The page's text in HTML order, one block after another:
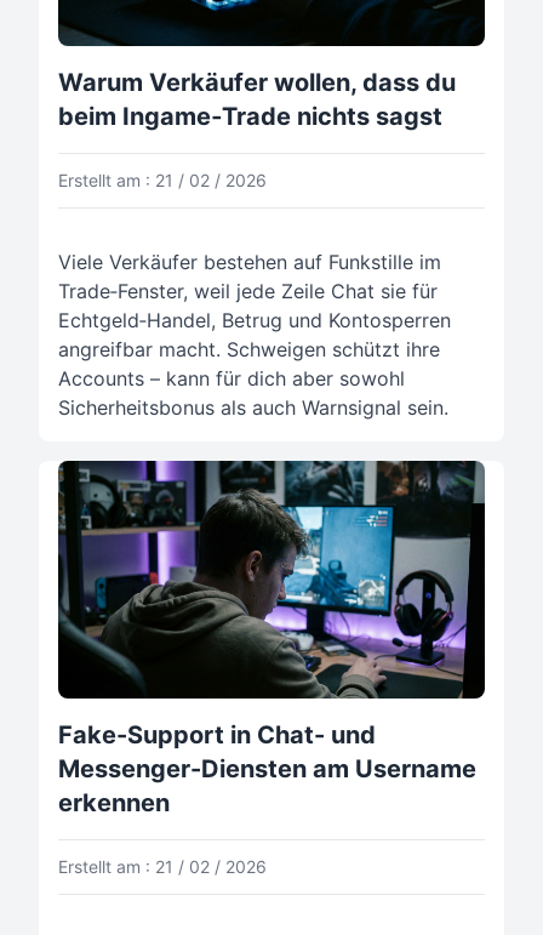
Warum Verkäufer wollen, dass du
beim Ingame‑Trade nichts sagst
Erstellt am : 21 / 02 / 2026
Viele Verkäufer bestehen auf Funkstille im
Trade‑Fenster, weil jede Zeile Chat sie für
Echtgeld‑Handel, Betrug und Kontosperren
angreifbar macht. Schweigen schützt ihre
Accounts – kann für dich aber sowohl
Sicherheitsbonus als auch Warnsignal sein.
Fake-Support in Chat- und
Messenger-Diensten am Username
erkennen
Erstellt am : 21 / 02 / 2026